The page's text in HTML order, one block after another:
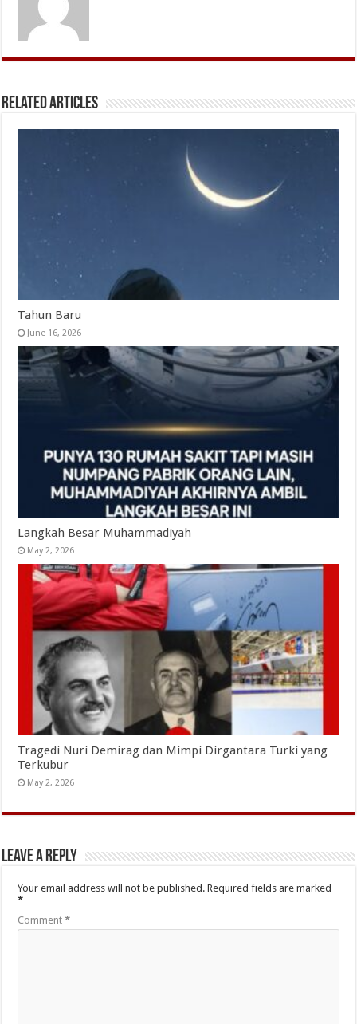
Related Articles
Tahun Baru
June 16, 2026
Langkah Besar Muhammadiyah
May 2, 2026
Tragedi Nuri Demirag dan Mimpi Dirgantara Turki yang
Terkubur
May 2, 2026
Leave a Reply
Your email address will not be published. Required fields are marked
*
Comment*